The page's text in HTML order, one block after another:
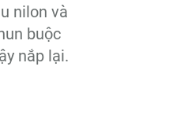
nilon và
buộc
nắp lại.